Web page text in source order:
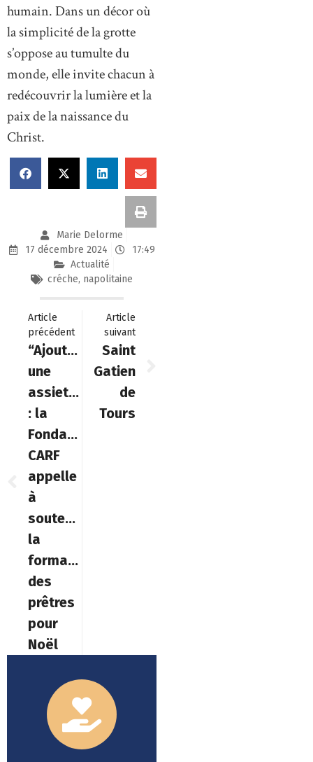
humain. Dans un décor où
la simplicité de la grotte
s’oppose au tumulte du
monde, elle invite chacun à
redécouvrir la lumière et la
paix de la naissance du
Christ.
Marie Delorme
17 décembre 2024
17:49
Actualité
créche, napolitaine
Article
précédent
“Ajoutez
une
assiette”
: la
Fondation
CARF
appelle
à
soutenir
la
formation
des
prêtres
pour
Noël
Article
suivant
Saint
Gatien
de
Tours